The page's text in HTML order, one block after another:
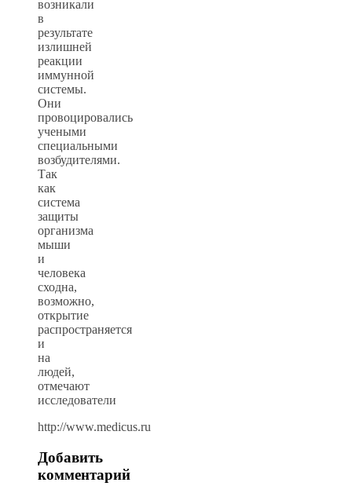
возникали
в
результате
излишней
реакции
иммунной
системы.
Они
провоцировались
учеными
специальными
возбудителями.
Так
как
система
защиты
организма
мыши
и
человека
сходна,
возможно,
открытие
распространяется
и
на
людей,
отмечают
исследователи
http://www.medicus.ru
Добавить
комментарий